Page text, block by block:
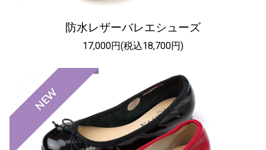
防水レザーバレエシューズ
17,000円(税込18,700円)
NEW